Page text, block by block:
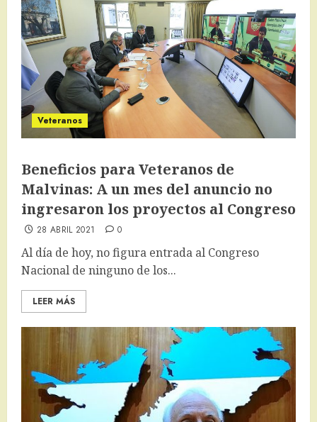
Veteranos
Beneficios para Veteranos de
Malvinas: A un mes del anuncio no
ingresaron los proyectos al Congreso
28 ABRIL 2021 0
Al día de hoy, no figura entrada al Congreso
Nacional de ninguno de los...
LEER MÁS